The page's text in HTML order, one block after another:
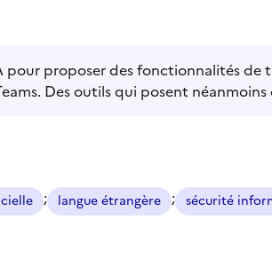
pour proposer des fonctionnalités
Des outils qui posent
; langue étrangère ; sécurité